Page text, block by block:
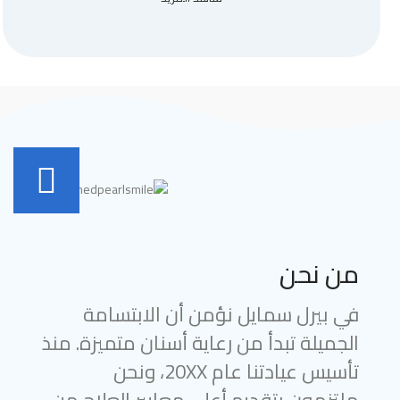
من نحن
في بيرل سمايل نؤمن أن الابتسامة
الجميلة تبدأ من رعاية أسنان متميزة. منذ
تأسيس عيادتنا عام 20XX، ونحن